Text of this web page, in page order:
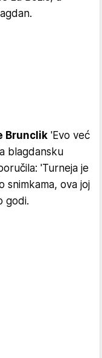
Brunclik 'Evo već
blagdansku
'Turneja je
snimkama, ova joj
godi.